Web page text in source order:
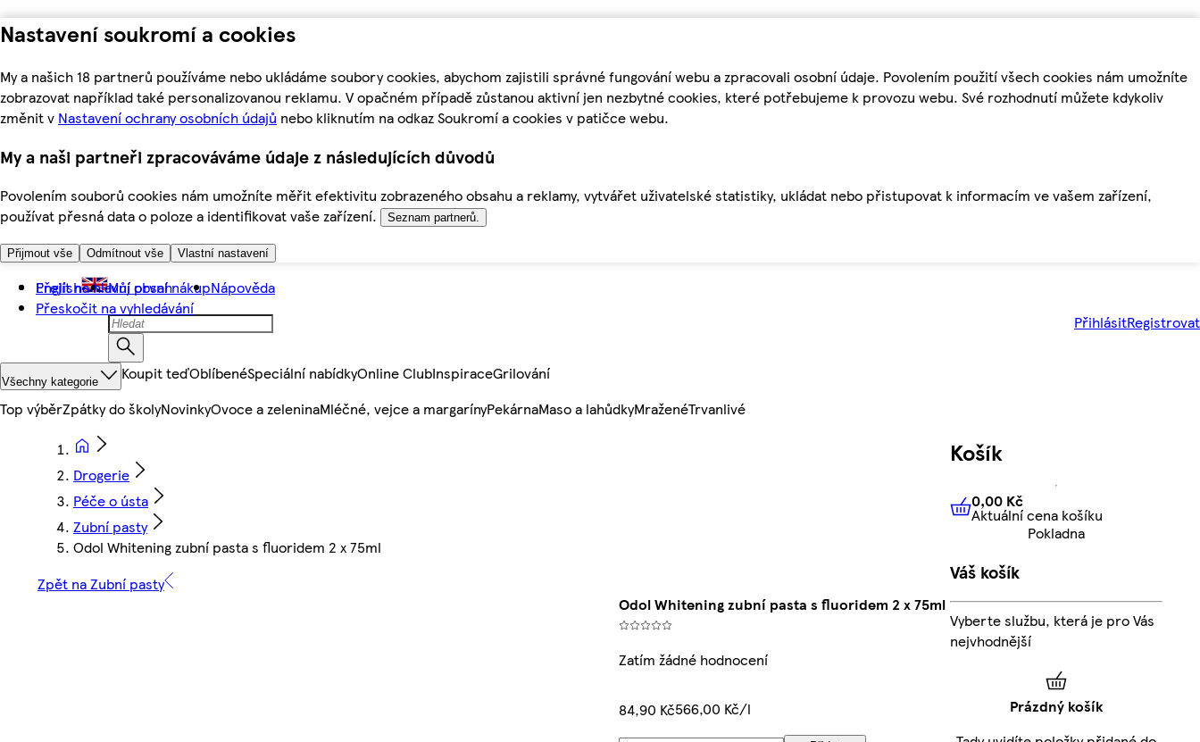
Nastavení soukromí a cookies
My a našich 18 partnerů používáme nebo ukládáme soubory cookies, abychom zajistili správné fungování webu a zpracovali osobní údaje. Povolením použití všech cookies nám umožníte
zobrazovat například také personalizovanou reklamu. V opačném případě zůstanou aktivní jen nezbytné cookies, které potřebujeme k provozu webu. Své rozhodnutí můžete kdykoliv
změnit v Nastavení ochrany osobních údajů nebo kliknutím na odkaz Soukromí a cookies v patičce webu.
My a naši partneři zpracováváme údaje z následujících důvodů
Povolením souborů cookies nám umožníte měřit efektivitu zobrazeného obsahu a reklamy, vytvářet uživatelské statistiky, ukládat nebo přistupovat k informacím ve vašem zařízení,
používat přesná data o poloze a identifikovat vaše zařízení.
Seznam partnerů.
Přijmout vše Odmítnout vše Vlastní nastavení
Přejít na hlavní obsah
Přeskočit na vyhledávání
English Můj první nákupNápověda
PřihlásitRegistrovat
Všechny kategorie Koupit teďOblíbenéSpeciální nabídkyOnline ClubInspiraceGrilování
Top výběrZpátky do školyNovinkyOvoce a zeleninaMléčné, vejce a margarínyPekárnaMaso a lahůdkyMraženéTrvanlivé
Drogerie
Péče o ústa
Zubní pasty
Odol Whitening zubní pasta s fluoridem 2 x 75ml
Zpět na Zubní pasty
Odol Whitening zubní pasta s fluoridem 2 x 75ml
Zatím žádné hodnocení
84,90 Kč566,00 Kč/l
Košík
0,00 KčAktuální cena košíku
0,00 Kč
Aktuální cena košíku
Pokladna
Váš košík
Vyberte službu, která je pro Vás
nejvhodnější
Prázdný košík